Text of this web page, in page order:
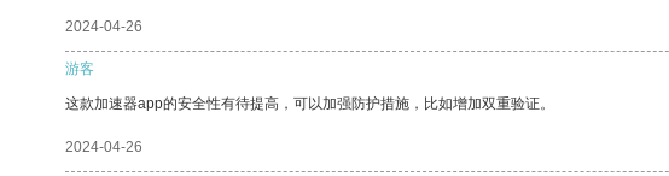
2024-04-26
游客
这款加速器app的安全性有待提高，可以加强防护措施，比如增加双重验证。
2024-04-26